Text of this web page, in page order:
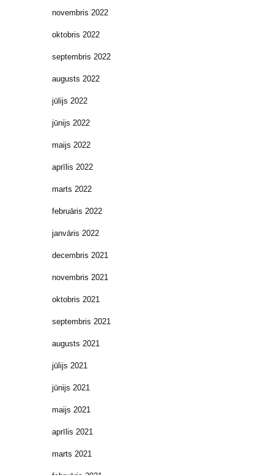
novembris 2022
oktobris 2022
septembris 2022
augusts 2022
jūlijs 2022
jūnijs 2022
maijs 2022
aprīlis 2022
marts 2022
februāris 2022
janvāris 2022
decembris 2021
novembris 2021
oktobris 2021
septembris 2021
augusts 2021
jūlijs 2021
jūnijs 2021
maijs 2021
aprīlis 2021
marts 2021